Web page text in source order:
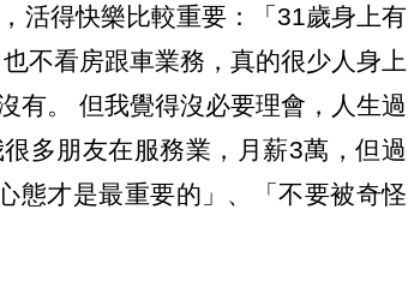
活得快樂比較重要：「31歲身上有
不看房跟車業務，真的很少人身上
有。 但我覺得沒必要理會，人生過
多朋友在服務業，月薪3萬，但過
態才是最重要的」、「不要被奇怪